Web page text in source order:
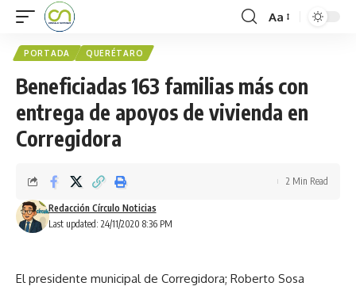
Aa
PORTADA QUERÉTARO
Beneficiadas 163 familias más con
entrega de apoyos de vivienda en
Corregidora
Last updated: 24/11/2020 8:36 PM
Redacción Círculo Noticias
2 Min Read
El presidente municipal de Corregidora; Roberto Sosa